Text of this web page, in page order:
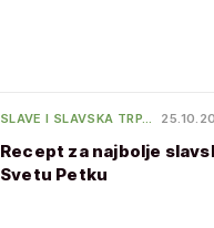
SLAVE I SLAVSKA TRP…
Recept za najbolje
Svetu Petku